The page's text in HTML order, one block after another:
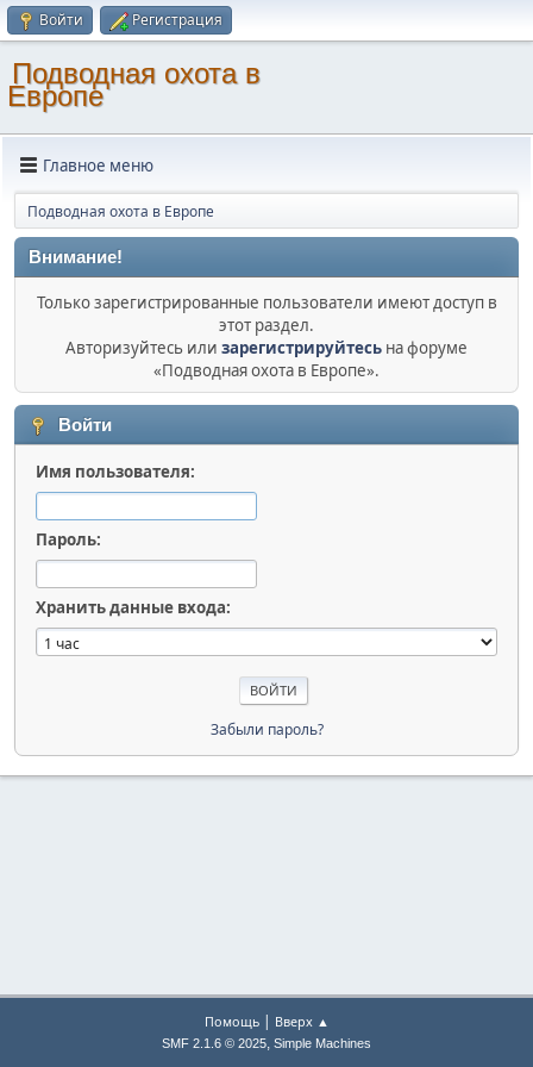
Войти Регистрация
Подводная охота в
Европе
Главное меню
Подводная охота в Европе
Внимание!
Только зарегистрированные пользователи имеют доступ в
этот раздел.
Авторизуйтесь или зарегистрируйтесь на форуме
«Подводная охота в Европе».
Войти
Имя пользователя:
Пароль:
Хранить данные входа:
Забыли пароль?
Помощь| Вверх ▲
SMF 2.1.6 © 2025, Simple Machines